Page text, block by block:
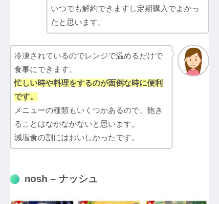
いつでも解約できますし定期購入でよかっ
たと思います。
冷凍されているのでレンジで温めるだけで
食事にできます。
忙しい時や料理をするのが面倒な時に便利
です。
メニューの種類もいくつかあるので、飽き
ることはなかなかないと思います。
減塩食の割にはおいしかったです。
nosh – ナッシュ